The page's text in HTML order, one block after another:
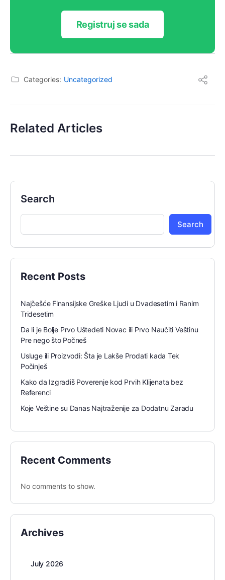
Registruj se sada
Categories: Uncategorized
Related Articles
Search
Search
Recent Posts
Najčešće Finansijske Greške Ljudi u Dvadesetim i Ranim
Tridesetim
Da li je Bolje Prvo Uštedeti Novac ili Prvo Naučiti Veštinu
Pre nego što Počneš
Usluge ili Proizvodi: Šta je Lakše Prodati kada Tek
Počinješ
Kako da Izgradiš Poverenje kod Prvih Klijenata bez
Referenci
Koje Veštine su Danas Najtraženije za Dodatnu Zaradu
Recent Comments
No comments to show.
Archives
July 2026